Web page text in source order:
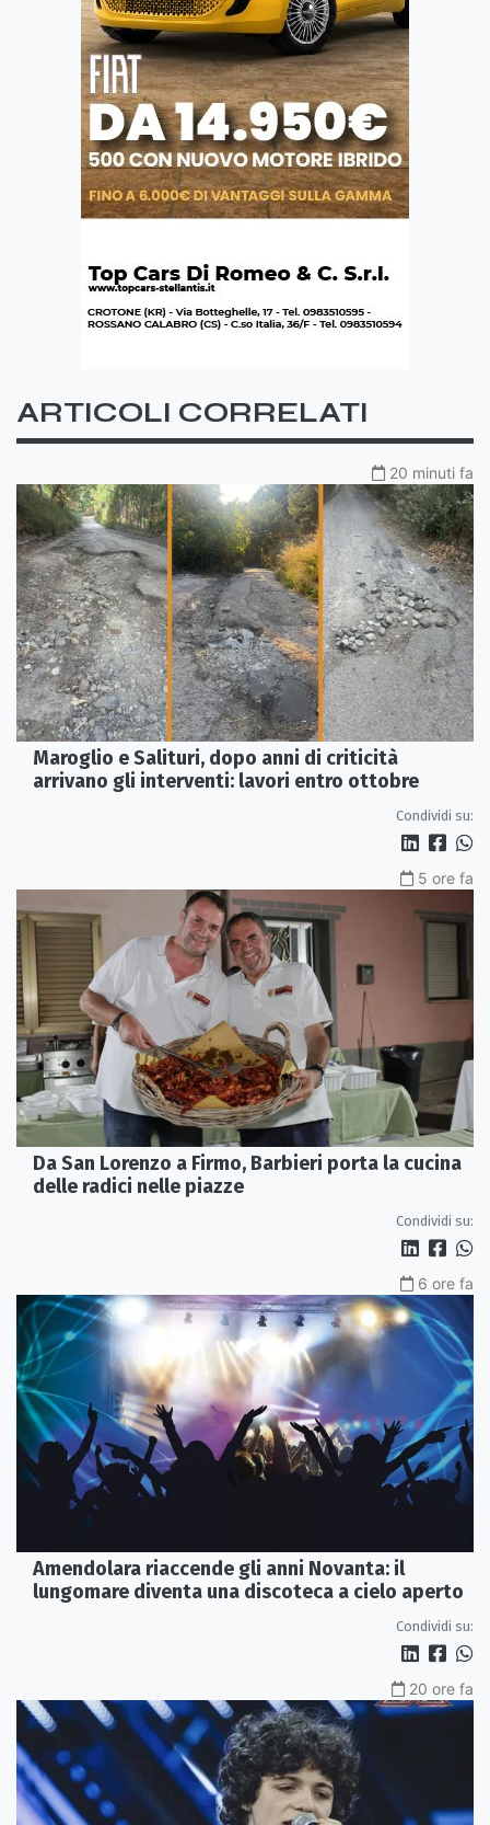
ARTICOLI CORRELATI
20 minuti fa
Maroglio e Salituri, dopo anni di criticità
arrivano gli interventi: lavori entro ottobre
Condividi su:
5 ore fa
Da San Lorenzo a Firmo, Barbieri porta la cucina
delle radici nelle piazze
Condividi su:
6 ore fa
Amendolara riaccende gli anni Novanta: il
lungomare diventa una discoteca a cielo aperto
Condividi su:
20 ore fa